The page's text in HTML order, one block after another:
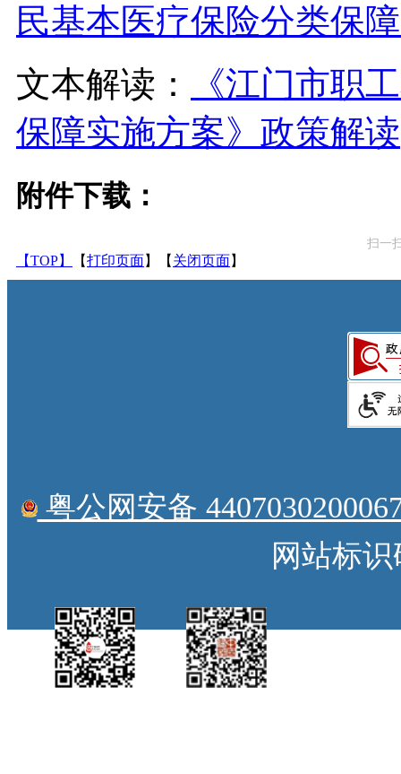
民基本医疗保险分类保
文本解读：
《江门市职
保障实施方案》政策解读
附件下载：
扫一
【TOP】 【打印页面】【 关闭页面】
粤公网安备
网站标识